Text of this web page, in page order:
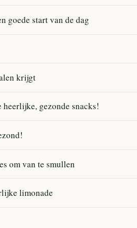
goede start van de dag
krijgt
gezonde snacks!
om van te smullen
limonade